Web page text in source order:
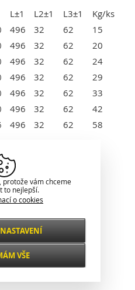
L±1 L2±1 L3±1
Kg/ks
496 32 62
15
496 32 62
20
496 32 62
24
496 32 62
29
496 32 62
33
496 32 62
42
496 32 62 58
zobrazení
protože vám chceme
to nejlepší.
o cookies
VŠE